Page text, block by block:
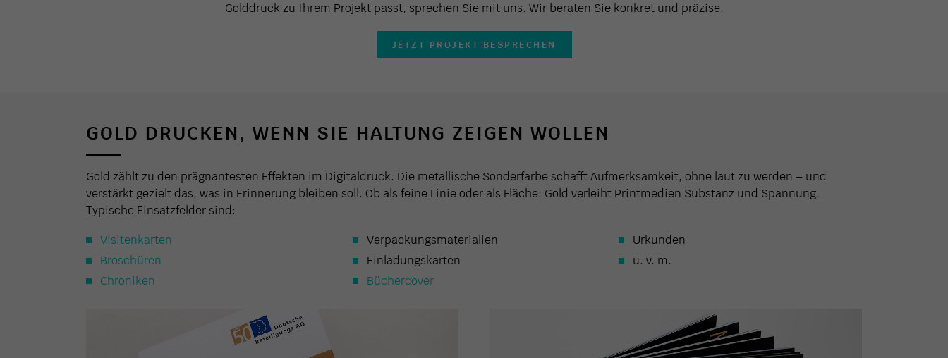
Golddruck zu Ihrem Projekt passt, sprechen Sie mit uns. Wir beraten Sie konkret und präzise.
JETZT PROJEKT BESPRECHEN
GOLD DRUCKEN, WENN SIE HALTUNG ZEIGEN WOLLEN
Gold zählt zu den prägnantesten Effekten im Digitaldruck. Die metallische Sonderfarbe schafft Aufmerksamkeit, ohne laut zu werden – und
verstärkt gezielt das, was in Erinnerung bleiben soll. Ob als feine Linie oder als Fläche: Gold verleiht Printmedien Substanz und Spannung.
Typische Einsatzfelder sind:
Visitenkarten
Broschüren
Chroniken
Verpackungsmaterialien
Einladungskarten
Büchercover
Urkunden
u. v. m.